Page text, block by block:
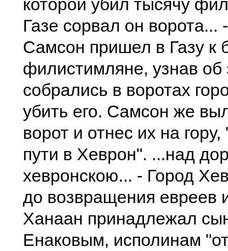
которой убил тысячу
Газе сорвал он
Самсон пришел в Газу к
филистимляне, узнав об
собрались в воротах
убить его. Самсон же
ворот и отнес их на
пути в Хеврон". ...над
хевронскою... - Город
до возвращения евреев
Ханаан принадлежал
Енаковым, исполинам